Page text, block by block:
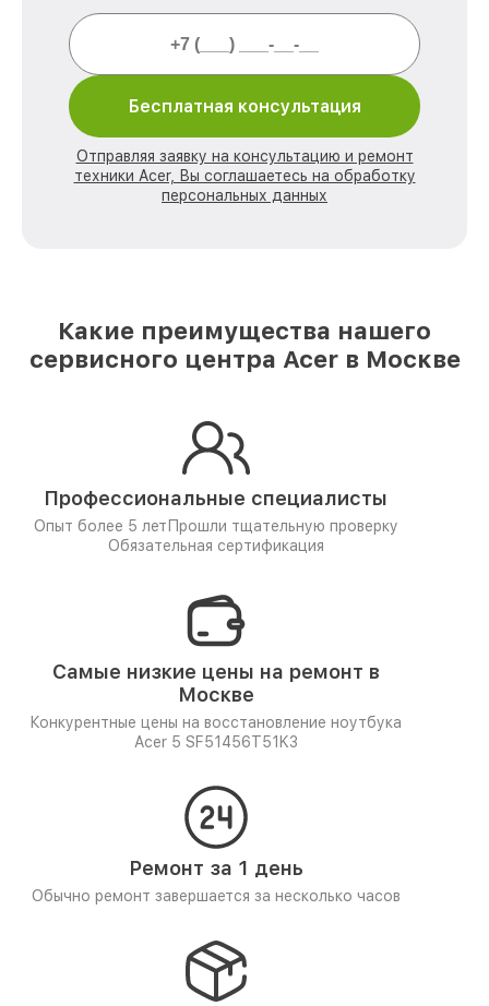
Бесплатная консультация
Отправляя заявку на консультацию и ремонт
техники Acer, Вы соглашаетесь на обработку
персональных данных
Какие преимущества нашего
сервисного центра Acer в Москве
Профессиональные специалисты
Опыт более 5 лет Прошли тщательную проверку
Обязательная сертификация
Самые низкие цены на ремонт в
Москве
Конкурентные цены на восстановление ноутбука
Acer 5 SF51456T51K3
Ремонт за 1 день
Обычно ремонт завершается за несколько часов